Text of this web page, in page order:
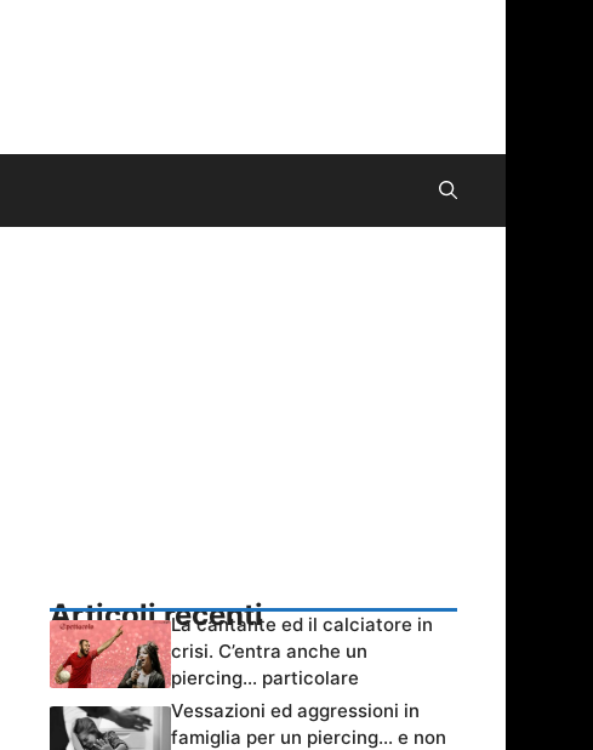
Articoli recentiLa cantante ed il calciatore in
crisi. C’entra anche un
piercing… particolare
Vessazioni ed aggressioni in
famiglia per un piercing… e non